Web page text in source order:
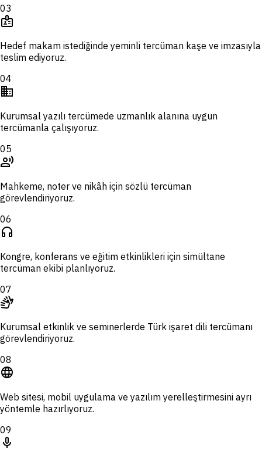
03
badge
Hedef makam istediğinde yeminli tercüman kaşe ve imzasıyla
teslim ediyoruz.
04
domain
Kurumsal yazılı tercümede uzmanlık alanına uygun
tercümanla çalışıyoruz.
05
record_voice_over
Mahkeme, noter ve nikâh için sözlü tercüman
görevlendiriyoruz.
06
headphones
Kongre, konferans ve eğitim etkinlikleri için simültane
tercüman ekibi planlıyoruz.
07
sign_language
Kurumsal etkinlik ve seminerlerde Türk işaret dili tercümanı
görevlendiriyoruz.
08
language
Web sitesi, mobil uygulama ve yazılım yerelleştirmesini ayrı
yöntemle hazırlıyoruz.
09
mic